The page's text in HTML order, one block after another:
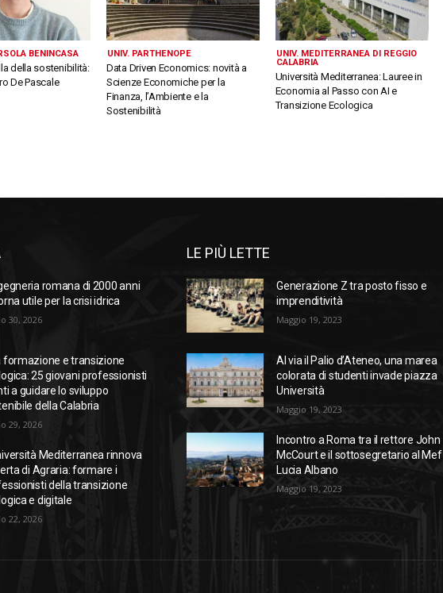
BENINCASA
della sostenibilità:
De Pascale
UNIV. PARTHENOPE
Data Driven Economics: novità a
Scienze Economiche per la
Finanza, l’Ambiente e la
Sostenibilità
UNIV. MEDITERRANEA DI REGGIO
CALABRIA
Università Mediterranea: Lauree in
Economia al Passo con AI e
Transizione Ecologica
romana di 2000 anni
utile per la crisi idrica
30, 2026
formazione e transizione
25 giovani professionisti
a guidare lo sviluppo
della Calabria
29, 2026
Mediterranea rinnova
di Agraria: formare i
della transizione
e digitale
22, 2026
LE PIÙ LETTE
Generazione Z tra posto fisso e
imprenditività
Maggio 19, 2023
Al via il Palio d’Ateneo, una marea
colorata di studenti invade piazza
Università
Maggio 19, 2023
Incontro a Roma tra il rettore John
McCourt e il sottosegretario al Mef
Lucia Albano
Maggio 19, 2023